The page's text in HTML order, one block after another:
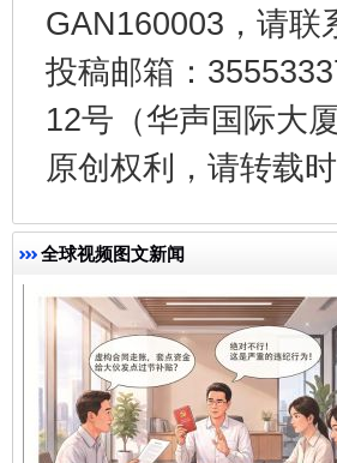
GAN160003，请联
投稿邮箱：
12号（华声国际大
原创权利，请转载
全球视频图文新闻
千年窑火 生生不息
揭开“小金库”的免责幌子